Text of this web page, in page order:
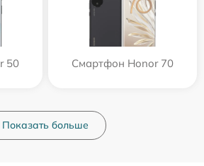
50 Смартфон Honor 70
Показать больше